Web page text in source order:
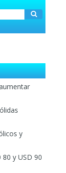
y
y USD 90